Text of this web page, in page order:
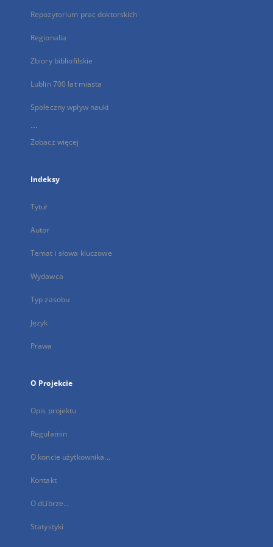
Repozytorium prac doktorskich
Regionalia
Zbiory bibliofilskie
Lublin 700 lat miasta
Społeczny wpływ nauki
...
Zobacz więcej
Indeksy
Tytuł
Autor
Temat i słowa kluczowe
Wydawca
Typ zasobu
Język
Prawa
O Projekcie
Opis projektu
Regulamin
O koncie użytkownika...
Kontakt
O dLibrze...
Statystyki